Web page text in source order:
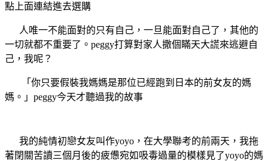
點上面連結進去選購
人唯一不能面對的只有自己，一旦能面對自己了，其他的
一切就都不重要了。 peggy打算對家人撒個瞞天大謊來逃避自
己，我呢？
「你只要假裝我媽媽是那位已經跑到日本的前女友的媽
媽。」 peggy今天才聽過我的故事
我的純情初戀女友叫作yoyo ，在大學聯考的前兩天，我拖
著閉關苦讀三個月後的疲憊宛如吸毒過量的模樣見了yoyo的媽